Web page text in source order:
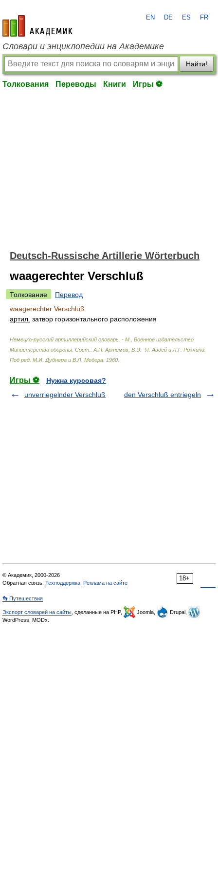
academic.ru
EN DE ES FR
Словари и энциклопедии на Академике
Найти!
Толкования Переводы Книги Игры ⚽
Deutsch-Russische Artillerie Wörterbuch
waagerechter Verschluß
Толкование
Перевод
waagerechter Verschluß
артил. затвор горизонтального расположения
Немецко-русский артиллерийский словарь. - М., Военное издательство
Министерства обороны Сост.: А.П. Артемов, В.Э. -Я. Авдей и Л.Г. Рохчина.
Под ред. М.И. Дубнера и В.Л. Медера 1960
Игры ⚽
Нужна курсовая?
unverriegelnder Verschluß
den Verschluß entriegeln
18+
© Академик, 2000-2026
Обратная связь: Техподдержка Реклама на сайте
👣 Путешествия
Экспорт словарей на сайты , сделанные на PHP, Joomla,
Drupal,
WordPress, MODx.